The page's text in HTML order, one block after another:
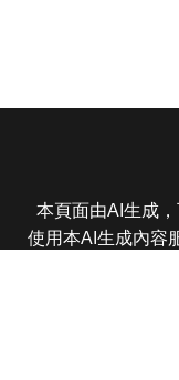
本頁面由AI生成
使用本AI生成內容